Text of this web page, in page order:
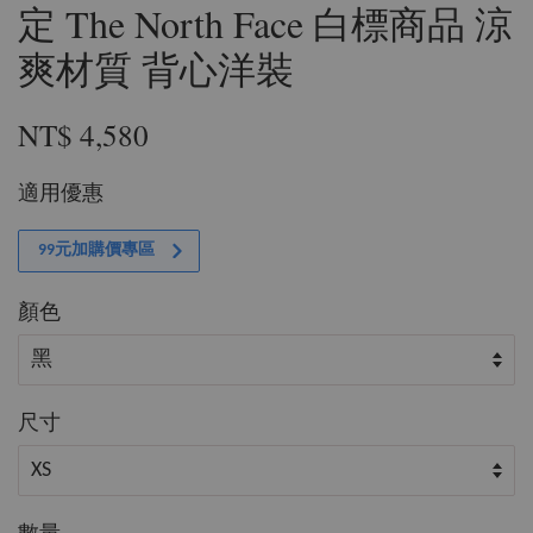
定 The North Face 白標商品 涼
爽材質 背心洋裝
NT$ 4,580
適用優惠
99元加購價專區
顏色
尺寸